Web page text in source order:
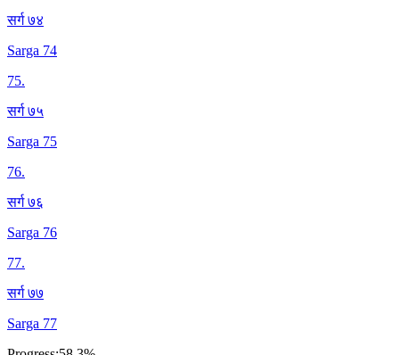
सर्ग ७४
Sarga 74
75.
सर्ग ७५
Sarga 75
76.
सर्ग ७६
Sarga 76
77.
सर्ग ७७
Sarga 77